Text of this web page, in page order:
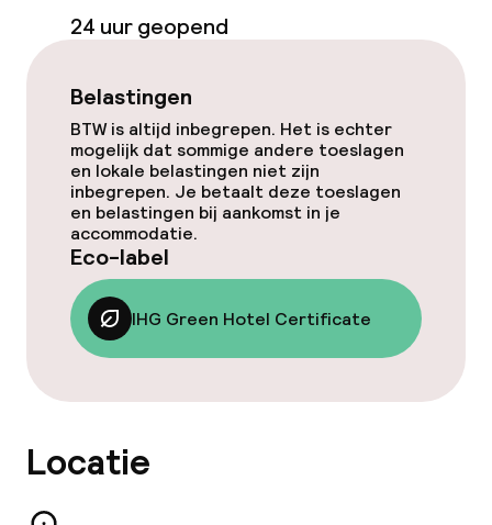
Bar
Eet- en drinkdiensten
Ontbijtbuffet
Roomservice
Faciliteiten en diensten voor kinderen
Babysitservice
Wasservice
24 uur geopend
Belastingen
BTW is altijd inbegrepen. Het is echter
mogelijk dat sommige andere toeslagen
en lokale belastingen niet zijn
inbegrepen. Je betaalt deze toeslagen
en belastingen bij aankomst in je
accommodatie.
Eco-label
IHG Green Hotel Certificate
Locatie